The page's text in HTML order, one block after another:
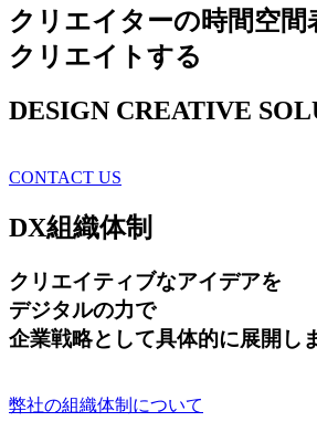
クリエイターの時間空間
クリエイトする
DESIGN CREATIVE
CONTACT US
DX組織体制
クリエイティブなアイデアを
デジタルの力で
企業戦略として具体的に展開し
弊社の組織体制について